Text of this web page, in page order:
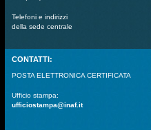
Telefoni e indirizzi
della sede centrale
CONTATTI:
POSTA ELETTRONICA CERTIFICATA
Ufficio stampa:
ufficiostampa@inaf.it